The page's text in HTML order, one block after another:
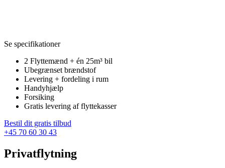
Se specifikationer
2 Flyttemænd + én 25m³ bil
Ubegrænset brændstof
Levering + fordeling i rum
Handyhjælp
Forsiking
Gratis levering af flyttekasser
Bestil dit gratis tilbud
+45 70 60 30 43
Privatflytning